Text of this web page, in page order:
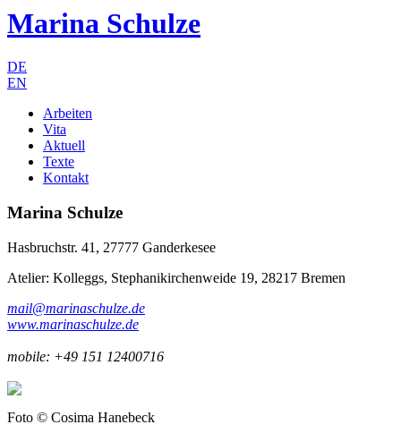
Marina Schulze
DE
EN
Arbeiten
Vita
Aktuell
Texte
Kontakt
Marina Schulze
Hasbruchstr. 41, 27777 Ganderkesee
Atelier: Kolleggs, Stephanikirchenweide 19, 28217 Bremen
mail@marinaschulze.de
www.marinaschulze.de
mobile: +49 151 12400716
Foto © Cosima Hanebeck